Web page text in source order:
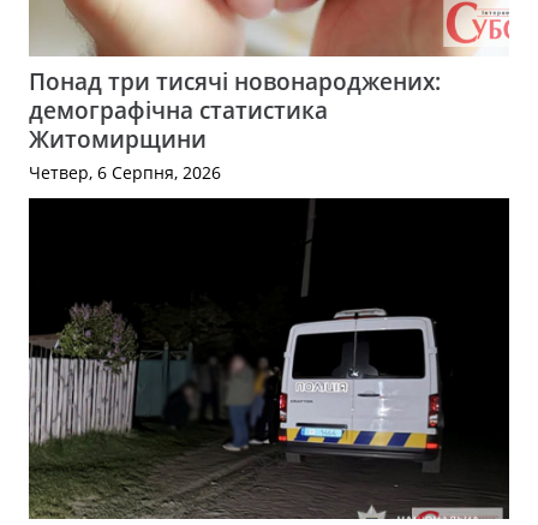
Понад три тисячі новонароджених:
демографічна статистика
Житомирщини
Четвер, 6 Серпня, 2026